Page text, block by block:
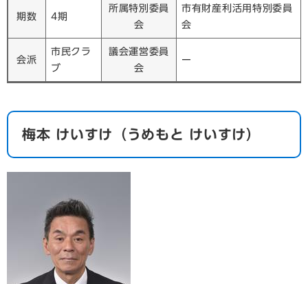
期数 4期
所属特別委員
会
市有財産利活用特別委員
会
会派
市民クラ
ブ
議会運営委員
会
ー
​梅本 けいすけ（うめもと けいすけ）